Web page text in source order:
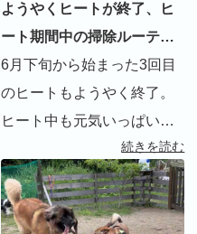
ようやくヒートが終了、ヒ
ート期間中の掃除ルーティ
ーンを振り返り
6月下旬から始まった3回目
のヒートもようやく終了。
ヒート中も元気いっぱい
で、飛び散った血の掃除が
大変！我が家の掃除ルーテ
ィーンを紹介します。
続きを読む